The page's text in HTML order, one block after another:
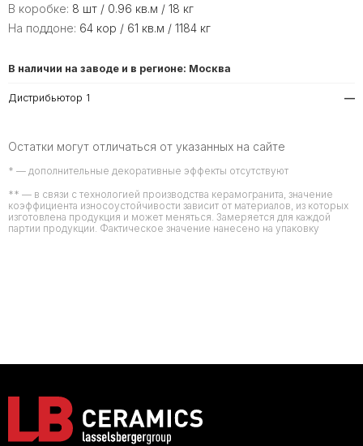
В коробке: 8 шт / 0.96 кв.м / 18 кг
На поддоне: 64 кор / 61 кв.м / 1184 кг
В наличии на заводе и в регионе: Москва
Дистрибьютор 1 —
Остатки могут отличаться от указанных на сайте
* — дополнительные декоративные эффекты отсутствуют
** — в связи с технологией производства керамогранита, значение
коэффициента износоустойчивости зависит от материалов, из которых
изготовлена продукция и может меняться. Замеряется для каждой
партии продукции. Фактическое значение нанесено на упаковку